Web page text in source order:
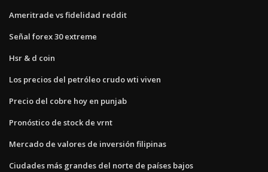
Ameritrade vs fidelidad reddit
Señal forex 30 extreme
Hsr & d coin
Los precios del petróleo crudo wti viven
Precio del cobre hoy en punjab
Pronóstico de stock de vrnt
Mercado de valores de inversión filipinas
Ciudades más grandes del norte de países bajos